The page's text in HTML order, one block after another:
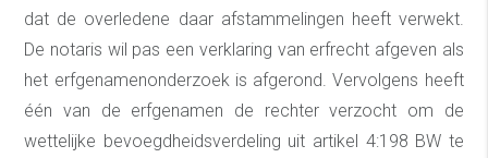
dat de overledene daar afstammelingen heeft verwekt.
De notaris wil pas een verklaring van erfrecht afgeven als
het erfgenamenonderzoek is afgerond. Vervolgens heeft
één van de erfgenamen de rechter verzocht om de
wettelijke bevoegdheidsverdeling uit artikel 4:198 BW te